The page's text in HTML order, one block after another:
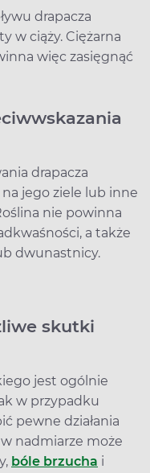
drapacza
w ciąży. Ciężarna
więc zasięgnąć
drapacza
jego ziele lub inne
nie powinna
a także
dwunastnicy.
skutki
jest ogólnie
w przypadku
pewne działania
nadmiarze może
bóle brzucha i